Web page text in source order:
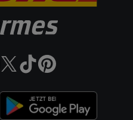
Hierzu wird von
genannten Partner auch Ihre
E-Mail-Adresse in
NV („Utiq“) und
Utiq prüft zunächst anhand
für Sie verfügbar ist.